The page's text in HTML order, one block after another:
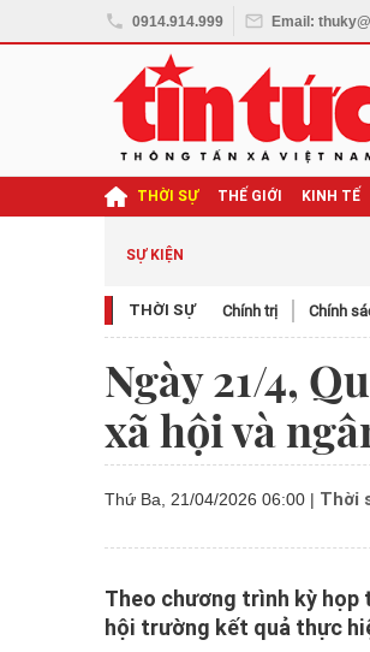
0914.914.999 Email:
THỜI SỰ THẾ GIỚI KINH TẾ
SỰ KIỆN
THỜI SỰ Chính trị Chính
Ngày 21/4,
xã hội và
Thứ Ba, 21/04/2026 06:00 | Thời
Theo chương trình kỳ họp
hội trường kết quả thực